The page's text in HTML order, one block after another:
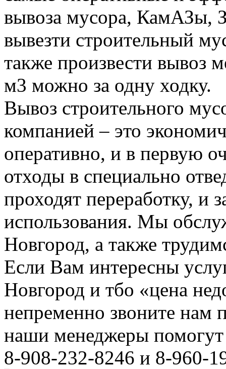
вывоза мусора,
вывезти строительный
также произвести вывоз
м3 можно за одну ходку.
Вывоз строительного
компанией – это
оперативно, и в первую
отходы в специально
проходят переработку, и
использования. Мы
Новгород, а также
Если Вам интересны
Новгород и тбо «цена
непременно звоните нам
наши менеджеры помогут
8-908-232-8246 и 8-960-